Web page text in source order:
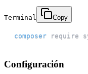
Terminal Copy
composer require
Configuración